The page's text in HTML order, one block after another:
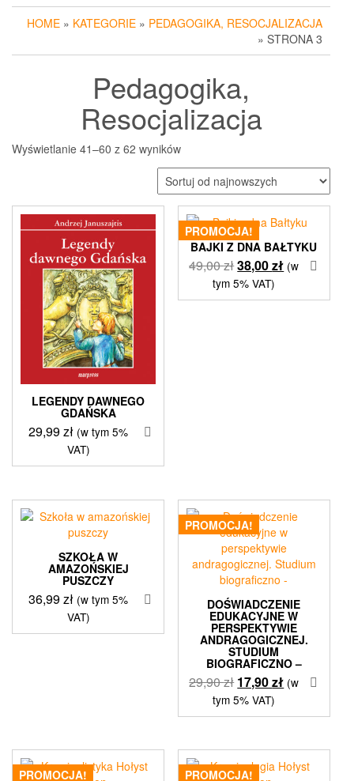
HOME » KATEGORIE » PEDAGOGIKA, RESOCJALIZACJA
» STRONA 3
Pedagogika,
Resocjalizacja
Wyświetlanie 41–60 z 62 wynikówPosortowane
według
najnowszych
LEGENDY DAWNEGO
GDAŃSKA
29,99zł (w tym 5%
VAT)
PROMOCJA!
BAJKI Z DNA BAŁTYKU
49,00złPierwotna
cena
wynosiła:
38,00złAktualna
wynosi:
(w
tym 5% VAT)
SZKOŁA W
AMAZOŃSKIEJ
PUSZCZY
36,99zł (w tym 5%
VAT)
PROMOCJA!
DOŚWIADCZENIE
EDUKACYJNE W
PERSPEKTYWIE
ANDRAGOGICZNEJ.
STUDIUM
BIOGRAFICZNO –
29,90zł Pierwotna
cena
wynosiła:
17,90złAktualna
wynosi:
(w
tym 5% VAT)
PROMOCJA! PROMOCJA!